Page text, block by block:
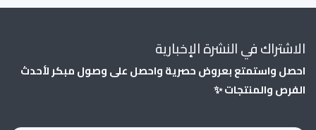
الاشتراك في النشرة الإخبارية
احصل واستمتع بعروض حصرية واحصل على وصول مبكر لأحدث
الفرص والمنتجات ✨